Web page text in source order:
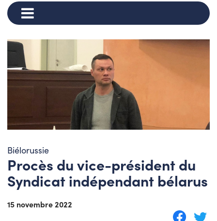
Biélorussie
Procès du vice-président du
Syndicat indépendant bélarus
15 novembre 2022